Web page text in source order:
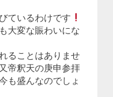
ているわけです
大変な賑わいにな
ることはありませ
帝釈天の庚申参拝
も盛んなのでしょ